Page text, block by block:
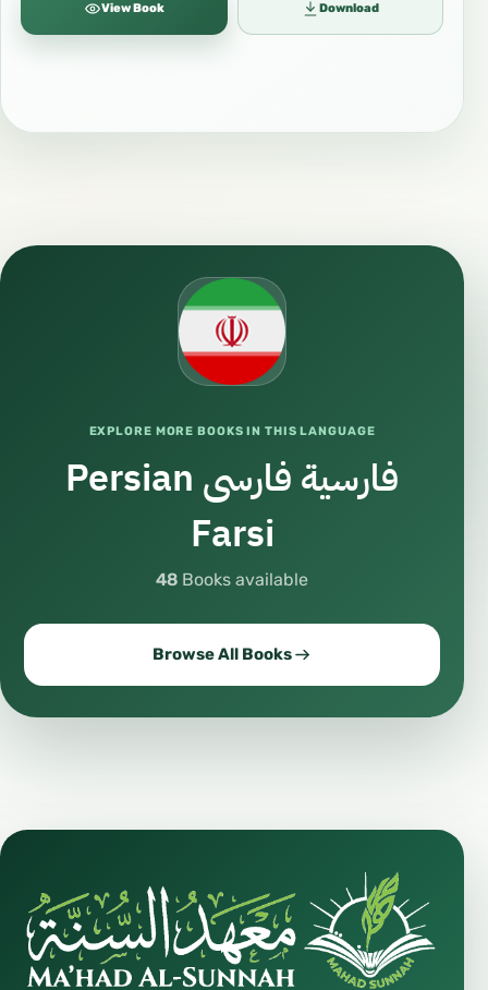
View Book Download
EXPLORE MORE BOOKS IN THIS LANGUAGE
Persian فارسية فارسی
Farsi
48 Books available
Browse All Books